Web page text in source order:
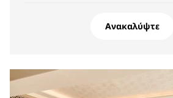
Ανακαλύψτε